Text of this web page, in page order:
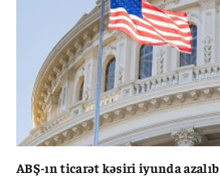
ABŞ-ın ticarət kəsiri iyunda azalıb